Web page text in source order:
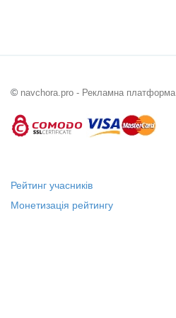
© navchora.pro - Рекламна платформа
Рейтинг учасників
Монетизація рейтингу